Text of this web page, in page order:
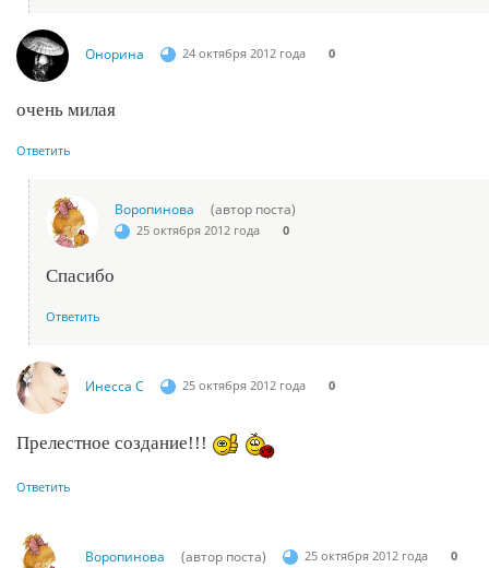
Онорина 24 октября 2012 года 0
очень милая
Ответить
Воропинова (автор поста)
25 октября 2012 года 0
Спасибо
Ответить
Инесса С 25 октября 2012 года 0
Прелестное создание!!!
Ответить
Воропинова (автор поста) 25 октября 2012 года 0